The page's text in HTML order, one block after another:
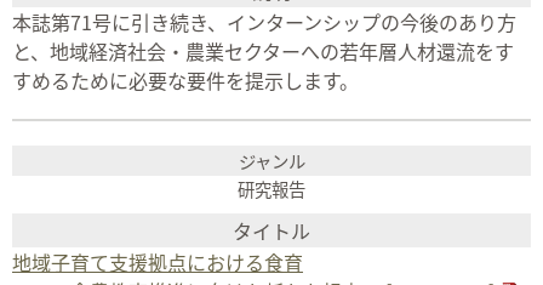
本誌第71号に引き続き、インターンシップの今後のあり方
と、地域経済社会・農業セクターへの若年層人材還流をす
すめるために必要な要件を提示します。
研究報告
地域子育て支援拠点における食育